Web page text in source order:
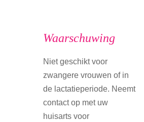
Waarschuwing
Niet geschikt voor
zwangere vrouwen of in
de lactatieperiode. Neemt
contact op met uw
huisarts voor